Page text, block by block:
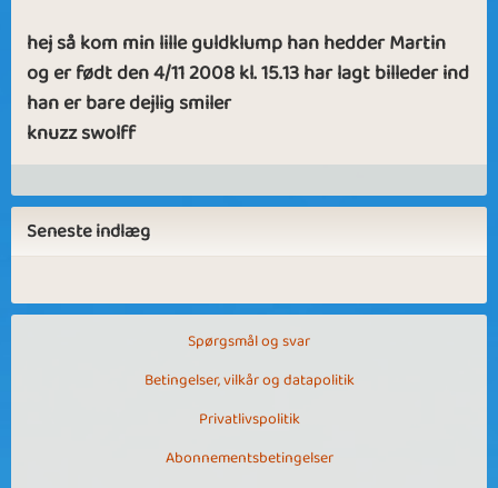
hej så kom min lille guldklump han hedder Martin
og er født den 4/11 2008 kl. 15.13 har lagt billeder ind
han er bare dejlig smiler
knuzz swolff
Seneste indlæg
Spørgsmål og svar
Betingelser, vilkår og datapolitik
Privatlivspolitik
Abonnementsbetingelser